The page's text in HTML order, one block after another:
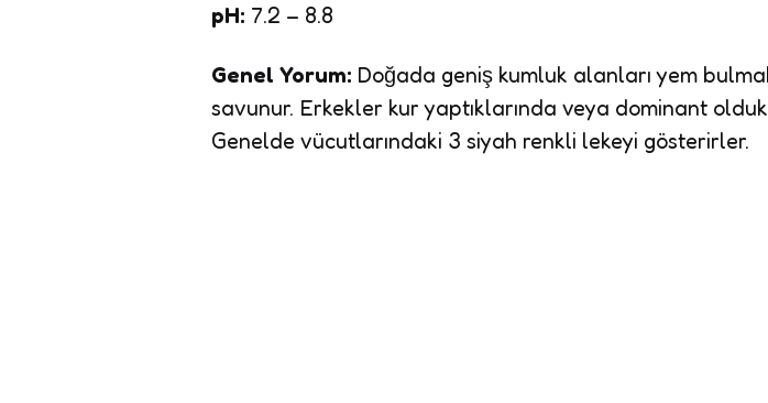
pH: 7.2 – 8.8
Genel Yorum: Doğada geniş kumluk alanları yem
savunur. Erkekler kur yaptıklarında veya dominant
Genelde vücutlarındaki 3 siyah renkli lekeyi gösterirler.